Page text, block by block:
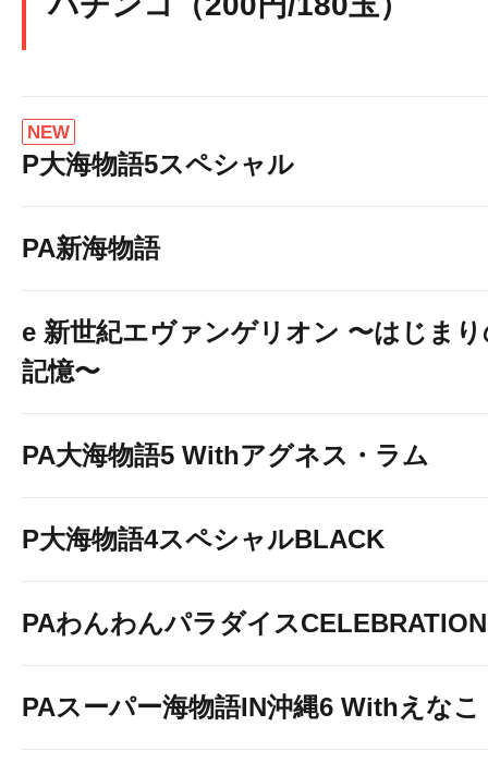
NEW
P大海物語5スペシャル
PA新海物語
e 新世紀エヴァンゲリオン 〜はじま
記憶〜
PA大海物語5 Withアグネス・ラム
P大海物語4スペシャルBLACK
PAわんわんパラダイスCELEBRATION
PAスーパー海物語IN沖縄6 Withえなこ